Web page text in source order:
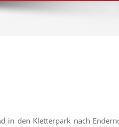
in den Kletterpark nach